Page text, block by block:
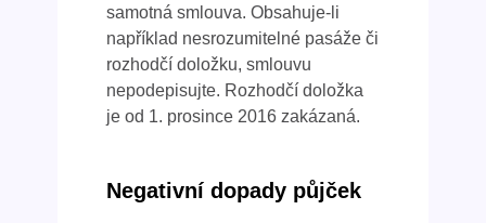
samotná smlouva. Obsahuje-li
například nesrozumitelné pasáže či
rozhodčí doložku, smlouvu
nepodepisujte. Rozhodčí doložka
je od 1. prosince 2016 zakázaná.
Negativní dopady půjček